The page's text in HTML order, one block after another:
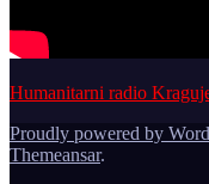
Humanitarni radio
Proudly powered by
Themeansar.